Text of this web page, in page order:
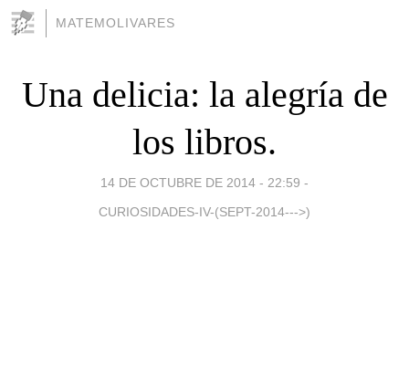
MATEMOLIVARES
Una delicia: la alegría de
los libros.
14 DE OCTUBRE DE 2014 - 22:59 -
CURIOSIDADES-IV-(SEPT-2014--->)